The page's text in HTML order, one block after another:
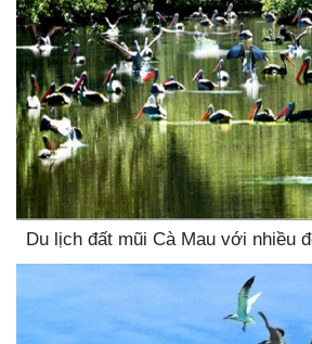
Du lịch đất mũi Cà Mau với nhiều